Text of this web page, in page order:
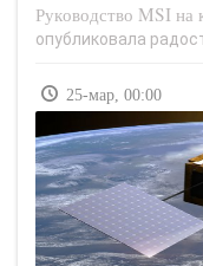
Руководство MSI на
опубликовала
25-мар, 00:00